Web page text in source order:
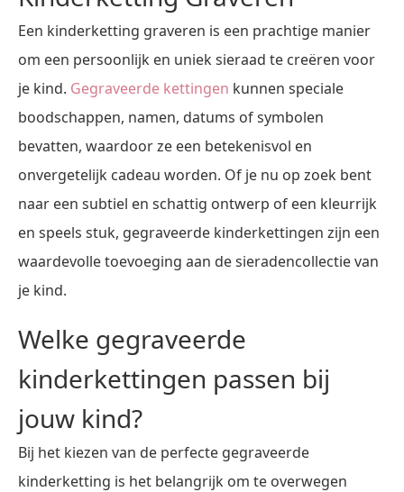
Een kinderketting graveren is een prachtige manier
om een persoonlijk en uniek sieraad te creëren voor
je kind. Gegraveerde kettingen kunnen speciale
boodschappen, namen, datums of symbolen
bevatten, waardoor ze een betekenisvol en
onvergetelijk cadeau worden. Of je nu op zoek bent
naar een subtiel en schattig ontwerp of een kleurrijk
en speels stuk, gegraveerde kinderkettingen zijn een
waardevolle toevoeging aan de sieradencollectie van
je kind.
Welke gegraveerde
kinderkettingen passen bij
jouw kind?
Bij het kiezen van de perfecte gegraveerde
kinderketting is het belangrijk om te overwegen